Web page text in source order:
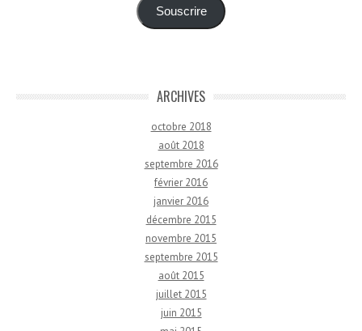
Souscrire
ARCHIVES
octobre 2018
août 2018
septembre 2016
février 2016
janvier 2016
décembre 2015
novembre 2015
septembre 2015
août 2015
juillet 2015
juin 2015